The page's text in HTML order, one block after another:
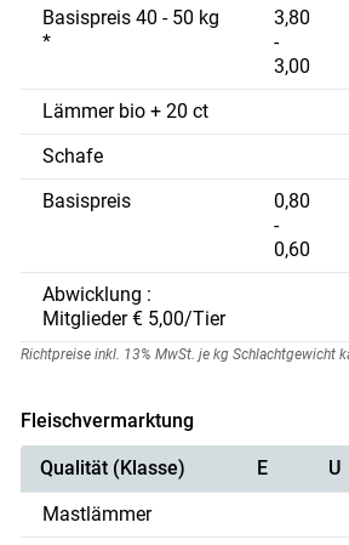
Skip to main
Basispreis 40 - 50 kg
*
3,80
-
3,00
Lämmer bio + 20 ct
Schafe
Basispreis
0,80
-
0,60
Abwicklung :
Mitglieder € 5,00/Tier
Richtpreise inkl. 13% MwSt. je kg Schlachtgewicht
Fleischvermarktung
Qualität (Klasse) E U
Mastlämmer